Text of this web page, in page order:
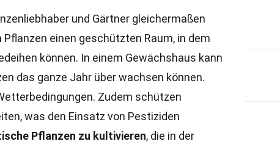
und Gärtner gleichermaßen
Pflanzen einen geschützten Raum, in dem
können. In einem Gewächshaus kann
das ganze Jahr über wachsen können.
Zudem schützen
was den Einsatz von Pestiziden
Pflanzen zu kultivieren, die in der